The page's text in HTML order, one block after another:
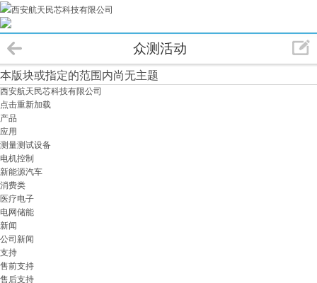
西安航天民芯科技有限公司
众测活动
本版块或指定的范围内尚无主题
西安航天民芯科技有限公司
点击重新加载
产品
应用
测量测试设备
电机控制
新能源汽车
消费类
医疗电子
电网储能
新闻
公司新闻
支持
售前支持
售后支持